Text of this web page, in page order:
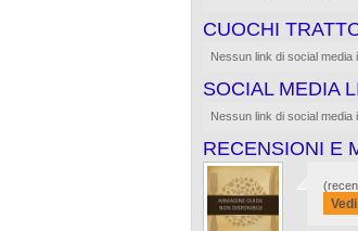
CUOCHI
Nessun link di social media
SOCIAL MEDIA
Nessun link di social media
RECENSIONI E